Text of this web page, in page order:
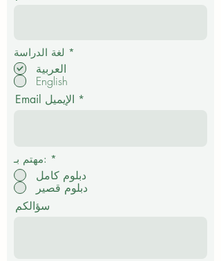
لغة الدراسة *
م
ي
العربية
English
Email الإيميل
مهتم بـ: *
دبلوم كامل
دبلوم قصير
سؤالكم